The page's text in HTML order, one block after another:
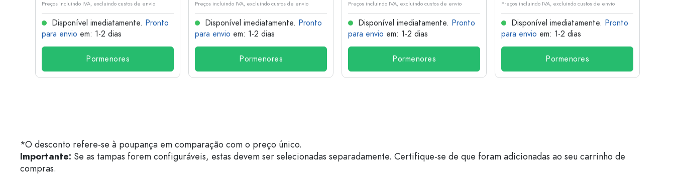
Preços incluindo IVA, excluindo custos de envio
Disponível imediatamente. Pronto
para envio em: 1-2 dias
Pormenores
Preços incluindo IVA, excluindo custos de envio
Disponível imediatamente. Pronto
para envio em: 1-2 dias
Pormenores
Preços incluindo IVA, excluindo custos de envio
Disponível imediatamente. Pronto
para envio em: 1-2 dias
Pormenores
Preços incluindo IVA, excluindo custos de envio
Disponível imediatamente. Pronto
para envio em: 1-2 dias
Pormenores
*O desconto refere-se à poupança em comparação com o preço único.
Importante: Se as tampas forem configuráveis, estas devem ser selecionadas separadamente. Certifique-se de que foram adicionadas ao seu carrinho de
compras.